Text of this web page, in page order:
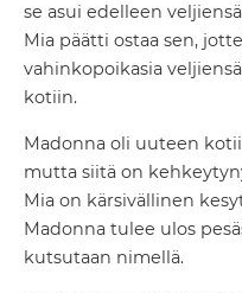
se asui edelleen
Mia päätti ostaa sen,
vahinkopoikasia
kotiin.
Madonna oli uuteen
mutta siitä on
Mia on kärsivällinen
Madonna tulee ulos
kutsutaan nimellä.